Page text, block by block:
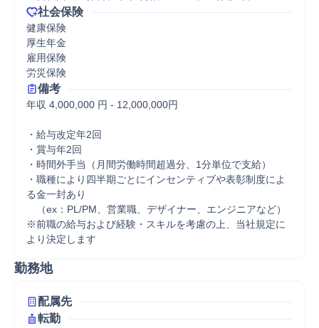
社会保険
健康保険
厚生年金
雇用保険
労災保険
備考
年収 4,000,000 円 - 12,000,000円
・給与改定年2回
・賞与年2回
・時間外手当（月間労働時間超過分、1分単位で支給）
・職種により四半期ごとにインセンティブや表彰制度によ
る金一封あり
（ex：PL/PM、営業職、デザイナー、エンジニアなど）
※前職の給与および経験・スキルを考慮の上、当社規定に
より決定します
勤務地
配属先
転勤